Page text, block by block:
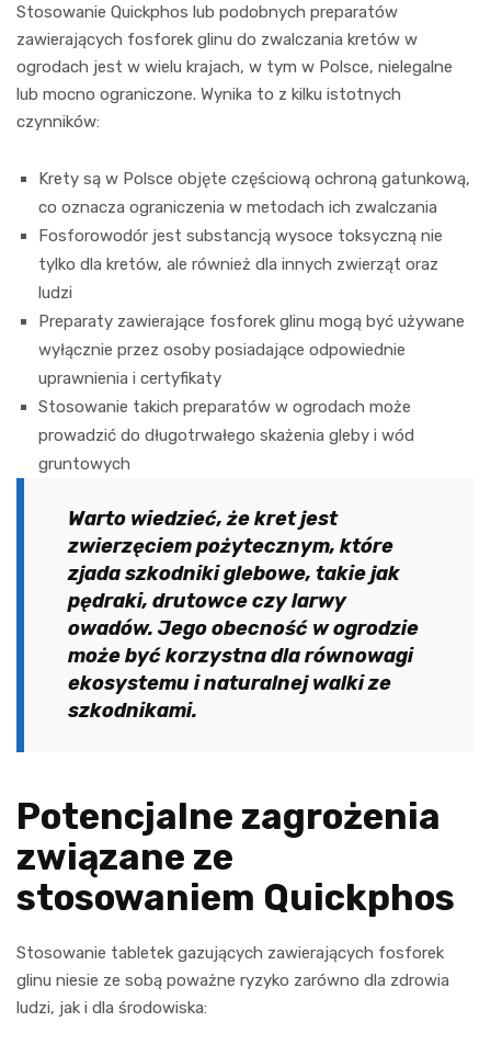
Stosowanie Quickphos lub podobnych preparatów
zawierających fosforek glinu do zwalczania kretów w
ogrodach jest w wielu krajach, w tym w Polsce, nielegalne
lub mocno ograniczone. Wynika to z kilku istotnych
czynników:
Krety są w Polsce objęte częściową ochroną gatunkową,
co oznacza ograniczenia w metodach ich zwalczania
Fosforowodór jest substancją wysoce toksyczną nie
tylko dla kretów, ale również dla innych zwierząt oraz
ludzi
Preparaty zawierające fosforek glinu mogą być używane
wyłącznie przez osoby posiadające odpowiednie
uprawnienia i certyfikaty
Stosowanie takich preparatów w ogrodach może
prowadzić do długotrwałego skażenia gleby i wód
gruntowych
Warto wiedzieć, że kret jest
zwierzęciem pożytecznym, które
zjada szkodniki glebowe, takie jak
pędraki, drutowce czy larwy
owadów. Jego obecność w ogrodzie
może być korzystna dla równowagi
ekosystemu i naturalnej walki ze
szkodnikami.
Potencjalne zagrożenia
związane ze
stosowaniem Quickphos
Stosowanie tabletek gazujących zawierających fosforek
glinu niesie ze sobą poważne ryzyko zarówno dla zdrowia
ludzi, jak i dla środowiska: